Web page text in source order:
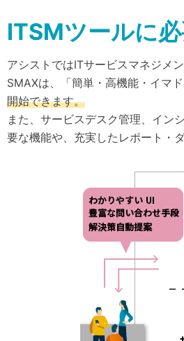
ITSMツールに
アシストではITサービスマネジメン
SMAXは、「簡単・高機能・イマ
開始できます。
また、サービスデスク管理、イン
要な機能や、充実したレポート・